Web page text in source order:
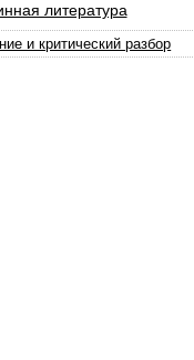
литература
и критический разбор